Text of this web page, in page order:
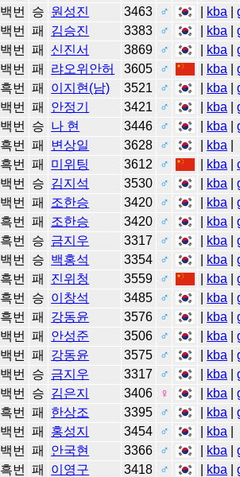
백번 승 원성진 3463 ♂ kba |
백번 패 김승진 3383 ♂ kba |
백번 패 신진서 3869 ♂ kba |
백번 패 랴오위안허 3605 ♂ kba |
흑번 패 이지현(남) 3521 ♂ kba |
백번 패 안정기 3421 ♂ kba |
백번 승 나 현 3446 ♂ kba |
흑번 패 변상일 3628 ♂ kba
흑번 패 미위팅 3612 ♂ kba |
백번 승 김지석 3530 ♂ kba |
백번 패 조한승 3420 ♂ kba |
흑번 패 조한승 3420 ♂ kba |
흑번 승 금지우 3317 ♂ kba |
백번 승 백홍석 3354 ♂ kba |
흑번 패 진위청 3559 ♂ kba |
흑번 승 이창석 3485 ♂ kba |
흑번 패 강동윤 3576 ♂ kba |
백번 패 안성준 3506 ♂ kba |
백번 패 강동윤 3575 ♂ kba |
백번 승 금지우 3317 ♂ kba |
백번 승 김은지 3406 ♀ kba |
흑번 패 한상조 3395 ♂ kba |
백번 패 홍성지 3454 ♂ kba
백번 패 안국현 3366 ♂ kba |
흑번 패 이영구 3418 ♂ kba |